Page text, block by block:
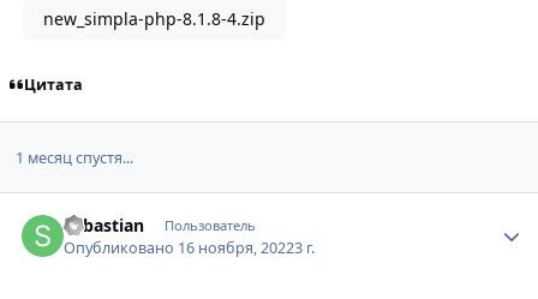
new_simpla-php-8.1.8-4.zip
Цитата
1 месяц спустя...
Sebastian Пользователь
Опубликовано 16 ноября, 20223 г.